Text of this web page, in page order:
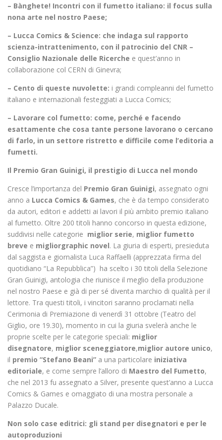
– Bànghete! Incontri con il fumetto italiano: il focus sulla
nona arte nel nostro Paese;
– Lucca Comics & Science: che indaga sul rapporto
scienza-intrattenimento, con il patrocinio del CNR –
Consiglio Nazionale delle Ricerche e quest’anno in
collaborazione col CERN di Ginevra;
– Cento di queste nuvolette: i grandi compleanni del fumetto
italiano e internazionali festeggiati a Lucca Comics;
– Lavorare col fumetto: come, perché e facendo
esattamente che cosa tante persone lavorano o cercano
di farlo, in un settore ristretto e difficile come l’editoria a
fumetti.
Il Premio Gran Guinigi, il prestigio di Lucca nel mondo
Cresce l’importanza del Premio Gran Guinigi, assegnato ogni
anno a Lucca Comics & Games, che è da tempo considerato
da autori, editori e addetti ai lavori il più ambito premio italiano
al fumetto. Oltre 200 titoli hanno concorso in questa edizione,
suddivisi nelle categorie miglior serie, miglior fumetto
breve e migliorgraphic novel. La giuria di esperti, presieduta
dal saggista e giornalista Luca Raffaelli (apprezzata firma del
quotidiano “La Repubblica”) ha scelto i 30 titoli della Selezione
Gran Guinigi, antologia che riunisce il meglio della produzione
nel nostro Paese e già di per sé diventa marchio di qualità per il
lettore. Tra questi titoli, i vincitori saranno proclamati nella
Cerimonia di Premiazione di venerdì 31 ottobre (Teatro del
Giglio, ore 19.30), momento in cui la giuria svelerà anche le
proprie scelte per le categorie speciali: miglior
disegnatore, miglior sceneggiatore,miglior autore unico,
il premio “Stefano Beani” a una particolare iniziativa
editoriale, e come sempre l’alloro di Maestro del Fumetto,
che nel 2013 fu assegnato a Silver, presente quest’anno a Lucca
Comics & Games e omaggiato di una mostra personale a
Palazzo Ducale.
Non solo case editrici: gli stand per disegnatori e per le
autoproduzioni